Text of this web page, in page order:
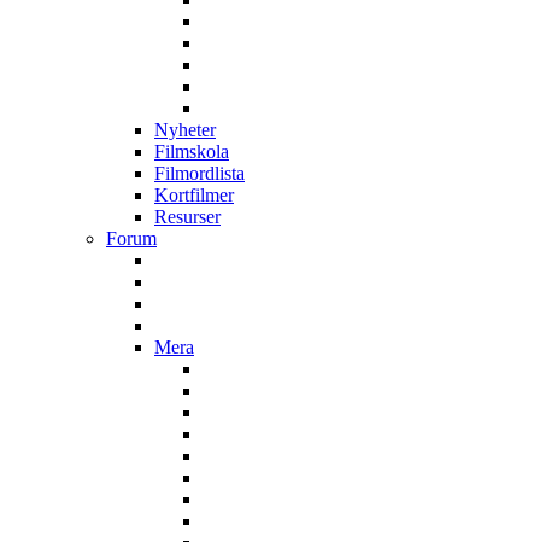
Nyheter
Filmskola
Filmordlista
Kortfilmer
Resurser
Forum
Mera